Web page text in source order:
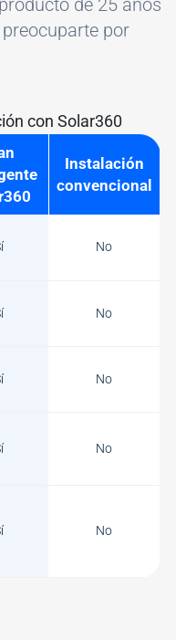
de 25 años
por
con Solar360
Instalación
convencional
No
No
No
No
No